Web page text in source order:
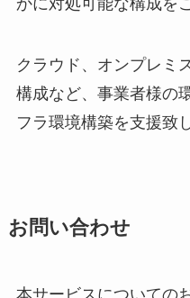
かに対処可能な構成を
クラウド、オンプレミ
構成など、事業者様の
フラ環境構築を支援致
お問い合わせ
本サービスについての